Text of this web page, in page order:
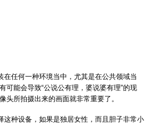
在任何一种环境当中，尤其是在公共领域当
可能会导致“公说公有理，婆说婆有理”的现
头所拍摄出来的画面就非常重要了。
这种设备，如果是独居女性，而且胆子非常小